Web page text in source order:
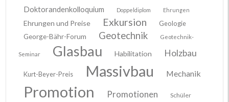
Doktorandenkolloquium
Doppeldiplom Ehrungen
Ehrungen und Preise Exkursion
Geologie
George-Bähr-Forum
Geotechnik Geotechnik-
Seminar Glasbau Habilitation Holzbau
Kurt-Beyer-Preis Massivbau Mechanik
Promotion Promotionen Schüler